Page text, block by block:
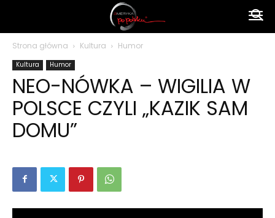
polsku
Strona główna Kultura Humor
Kultura Humor
NEO-NÓWKA – WIGILIA W
POLSCE CZYLI „KAZIK SAM
DOMU”